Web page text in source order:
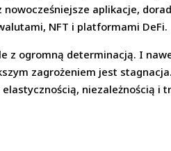
aplikacje,
NFT i platformami DeFi.
z ogromną determinacją. I
zagrożeniem jest
niezależnością i